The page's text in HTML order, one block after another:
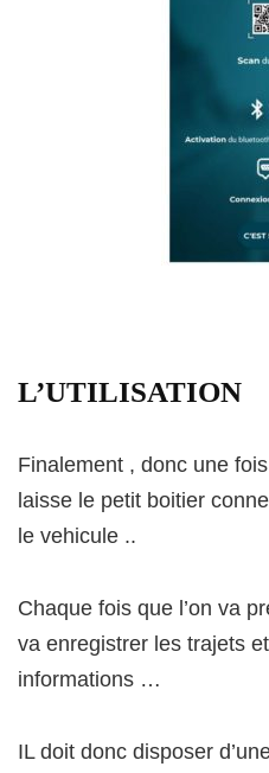
L’UTILISATION
Finalement , donc une
laisse le petit boitier
le vehicule ..
Chaque fois que l’on va
va enregistrer les trajets
informations …
IL doit donc disposer